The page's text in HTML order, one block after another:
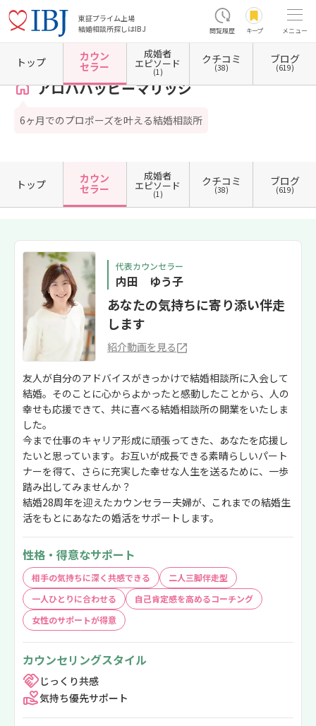
東証プライム上場
結婚相談所探しはIBJ
閲覧履歴 キープ メニュー
ホーム 神奈川県の結婚相談所 神奈川県横浜市 神奈川県横浜市西区 アロハハッピー
アロハハッピーマリッジ
6ヶ月でのプロポーズを叶える結婚相談所
トップ カウン
セラー
成婚者
エピソード
(1)
クチコミ
(38)
ブログ
(619)
トップ カウン
セラー
成婚者
エピソード
(1)
クチコミ
(38)
ブログ
(619)
代表カウンセラー
内田 ゆう子
あなたの気持ちに寄り添い伴走
します
紹介動画を見る
友人が自分のアドバイスがきっかけで結婚相談所に入会して
結婚。そのことに心からよかったと感動したことから、人の
幸せも応援できて、共に喜べる結婚相談所の開業をいたしま
した。
今まで仕事のキャリア形成に頑張ってきた、あなたを応援し
たいと思っています。お互いが成長できる素晴らしいパート
ナーを得て、さらに充実した幸せな人生を送るために、一歩
踏み出してみませんか？
結婚28周年を迎えたカウンセラー夫婦が、これまでの結婚生
活をもとにあなたの婚活をサポートします。
性格・得意なサポート
相手の気持ちに深く共感できる
二人三脚伴走型
一人ひとりに合わせる
自己肯定感を高めるコーチング
女性のサポートが得意
カウンセリングスタイル
じっくり共感
気持ち優先サポート